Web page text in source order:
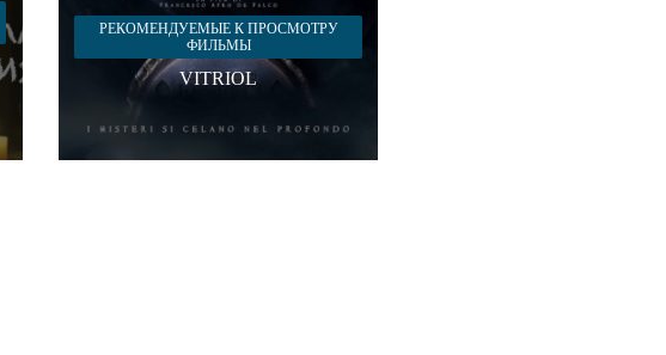
РЕКОМЕНДУЕМЫЕ К ПРОСМОТРУ
ФИЛЬМЫ
VITRIOL